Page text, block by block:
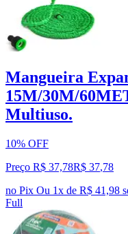
Mangueira
15M/30M/
Multiuso.
10% OFF
Preço R$ 37,78R$ 37,78
no Pix Ou 1x de R$ 41,98
Full